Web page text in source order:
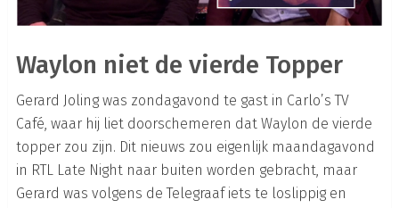
Waylon niet de vierde Topper
Gerard Joling was zondagavond te gast in Carlo’s TV
Café, waar hij liet doorschemeren dat Waylon de vierde
topper zou zijn. Dit nieuws zou eigenlijk maandagavond
in RTL Late Night naar buiten worden gebracht, maar
Gerard was volgens de Telegraaf iets te loslippig en